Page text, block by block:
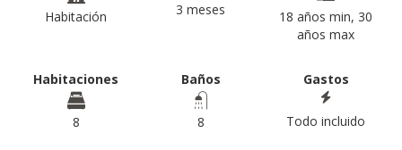
Habitación 3 meses
18 años min, 30
años max
Habitaciones
8
Baños
8
Gastos
Todo incluido